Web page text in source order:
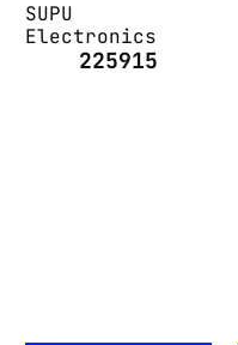
SUPU
Electronics
225915